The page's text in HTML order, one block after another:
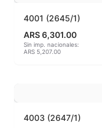
Esmaltes
Esmaltes
Esmaltes
4001 (2645/1)
ARS 6,301.00
Sin imp. nacionales:
ARS 5,207.00
4003 (2647/1)